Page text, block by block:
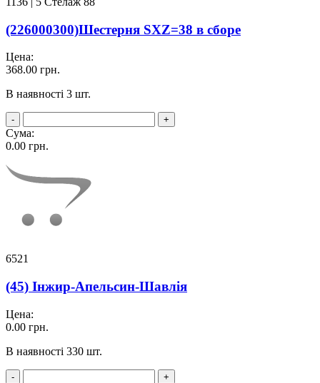
(226000300)Шестерня SXZ=38 в сборе
Цена:
368.00 грн.
В наявності 3 шт.
- +
Сума:
0.00 грн.
6521
(45) Інжир-Апельсин-Шавлія
Цена:
0.00 грн.
В наявності 330 шт.
- +